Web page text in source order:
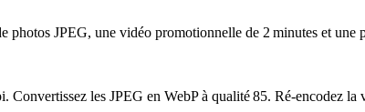
JPEG, une vidéo promotionnelle de 2 minutes et une
les JPEG en WebP à qualité 85. Ré‑encodez